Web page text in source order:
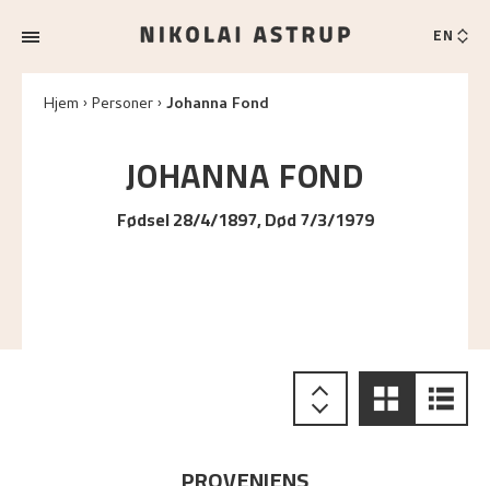
EN
Hjem Personer Johanna Fond
JOHANNAFOND
Fødsel 28/4/1897, Død 7/3/1979